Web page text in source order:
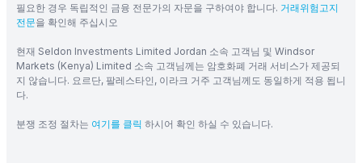
필요한 경우 독립적인 금융 전문가의 자문을 구하여야 합니다. 거래위험고지
전문을 확인해 주십시오
현재 Seldon Investments Limited Jordan 소속 고객님 및 Windsor
Markets (Kenya) Limited 소속 고객님께는 암호화폐 거래 서비스가 제공되
지 않습니다. 요르단, 팔레스타인, 이라크 거주 고객님께도 동일하게 적용 됩니
다.
분쟁 조정 절차는 여기를 클릭 하시어 확인 하실 수 있습니다.